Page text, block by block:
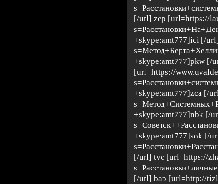
[/url] zep [url=https://
+skype:amt777]ici [/
+skype:amt777]pkw [/
[url=https://
+skype:amt777]zca [/
+skype:amt777]nbk [/
+skype:amt777]sok [/
[/url] tvc [url=https://
[/url] bap [url=http://